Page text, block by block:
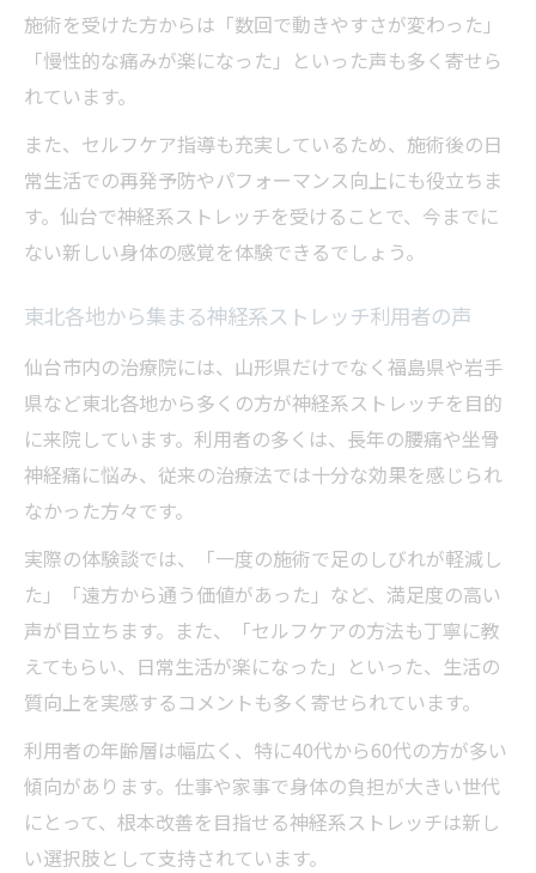
選択肢
予約から施術まで神経系ストレッチの手順
解説
神経系ストレッチ施術の予約方法と注意点
施術を受けた方からは「数回で動きやすさが変わった」
「慢性的な痛みが楽になった」といった声も多く寄せら
れています。
また、セルフケア指導も充実しているため、施術後の日
常生活での再発予防やパフォーマンス向上にも役立ちま
す。仙台で神経系ストレッチを受けることで、今までに
ない新しい身体の感覚を体験できるでしょう。
東北各地から集まる神経系ストレッチ利用者の声
仙台市内の治療院には、山形県だけでなく福島県や岩手
県など東北各地から多くの方が神経系ストレッチを目的
に来院しています。利用者の多くは、長年の腰痛や坐骨
神経痛に悩み、従来の治療法では十分な効果を感じられ
なかった方々です。
実際の体験談では、「一度の施術で足のしびれが軽減し
た」「遠方から通う価値があった」など、満足度の高い
声が目立ちます。また、「セルフケアの方法も丁寧に教
えてもらい、日常生活が楽になった」といった、生活の
質向上を実感するコメントも多く寄せられています。
利用者の年齢層は幅広く、特に40代から60代の方が多い
傾向があります。仕事や家事で身体の負担が大きい世代
にとって、根本改善を目指せる神経系ストレッチは新し
い選択肢として支持されています。